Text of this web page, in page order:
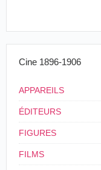
Cine 1896-1906
APPAREILS
ÉDITEURS
FIGURES
FILMS